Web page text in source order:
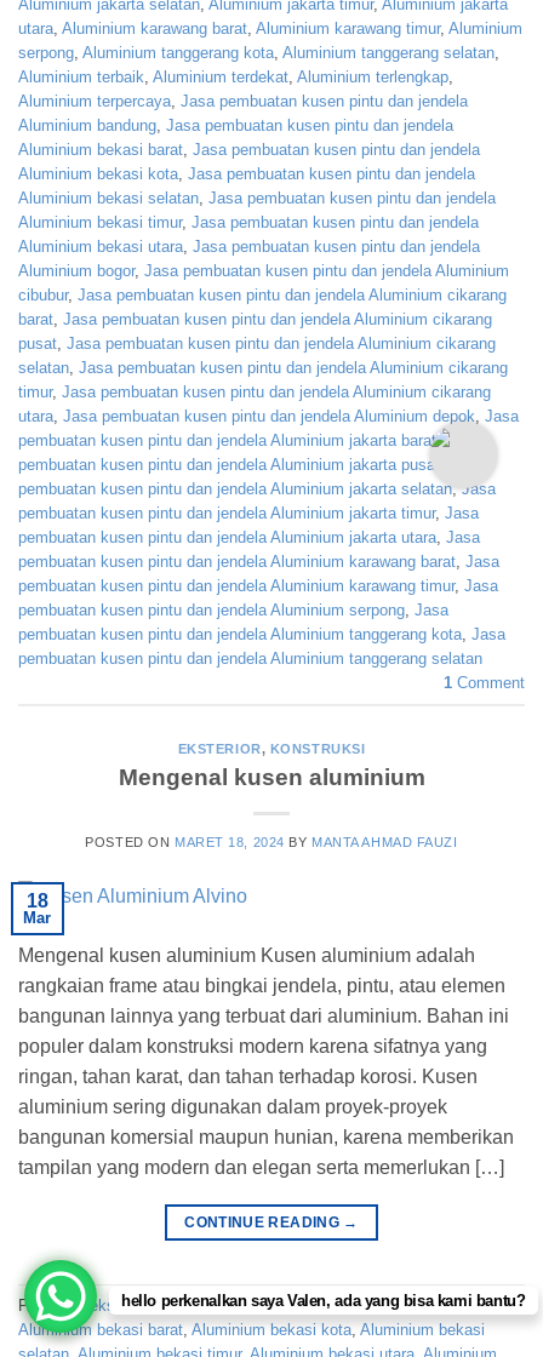
Aluminium jakarta selatan Aluminium jakarta timur, Aluminium jakarta
utara Aluminium karawang barat Aluminium karawang timur, Aluminium
serpong Aluminium tanggerang kota Aluminium tanggerang selatan
Aluminium terbaik Aluminium terdekat Aluminium terlengkap
Aluminium terpercaya Jasa pembuatan kusen pintu dan jendela
Aluminium bandung Jasa pembuatan kusen pintu dan jendela
Aluminium bekasi barat Jasa pembuatan kusen pintu dan jendela
Aluminium bekasi kota Jasa pembuatan kusen pintu dan jendela
Aluminium bekasi selatan Jasa pembuatan kusen pintu dan jendela
Aluminium bekasi timur, Jasa pembuatan kusen pintu dan jendela
Aluminium bekasi utara Jasa pembuatan kusen pintu dan jendela
Aluminium bogor, Jasa pembuatan kusen pintu dan jendela Aluminium
cibubur, Jasa pembuatan kusen pintu dan jendela Aluminium cikarang
barat Jasa pembuatan kusen pintu dan jendela Aluminium cikarang
pusat Jasa pembuatan kusen pintu dan jendela Aluminium cikarang
selatan Jasa pembuatan kusen pintu dan jendela Aluminium cikarang
timur, Jasa pembuatan kusen pintu dan jendela Aluminium cikarang
utara Jasa pembuatan kusen pintu dan jendela Aluminium depok Jasa
pembuatan kusen pintu dan jendela Aluminium jakarta barat,Jasa
pembuatan kusen pintu dan jendela Aluminium jakarta pusat
pembuatan kusen pintu dan jendela Aluminium jakarta selatan,Jasa
pembuatan kusen pintu dan jendela Aluminium jakarta timur, Jasa
pembuatan kusen pintu dan jendela Aluminium jakarta utara Jasa
pembuatan kusen pintu dan jendela Aluminium karawang barat Jasa
pembuatan kusen pintu dan jendela Aluminium karawang timur, Jasa
pembuatan kusen pintu dan jendela Aluminium serpong Jasa
pembuatan kusen pintu dan jendela Aluminium tanggerang kota Jasa
pembuatan kusen pintu dan jendela Aluminium tanggerang selatan
1 Comment
EKSTERIOR, KONSTRUKSI
Mengenal kusen aluminium
POSTED ON MARET 18, 2024 BY MANTA AHMAD FAUZI
18
Mar
Mengenal kusen aluminium Kusen aluminium adalah
rangkaian frame atau bingkai jendela, pintu, atau elemen
bangunan lainnya yang terbuat dari aluminium. Bahan ini
populer dalam konstruksi modern karena sifatnya yang
ringan, tahan karat, dan tahan terhadap korosi. Kusen
aluminium sering digunakan dalam proyek-proyek
bangunan komersial maupun hunian, karena memberikan
tampilan yang modern dan elegan serta memerlukan […]
CONTINUE READING →
Posted in eksterior, Konstruksi | TaggedAluminium bandung,
Aluminium bekasi barat Aluminium bekasi kota Aluminium bekasi
hello perkenalkan saya Valen, ada yang bisa kami bantu?